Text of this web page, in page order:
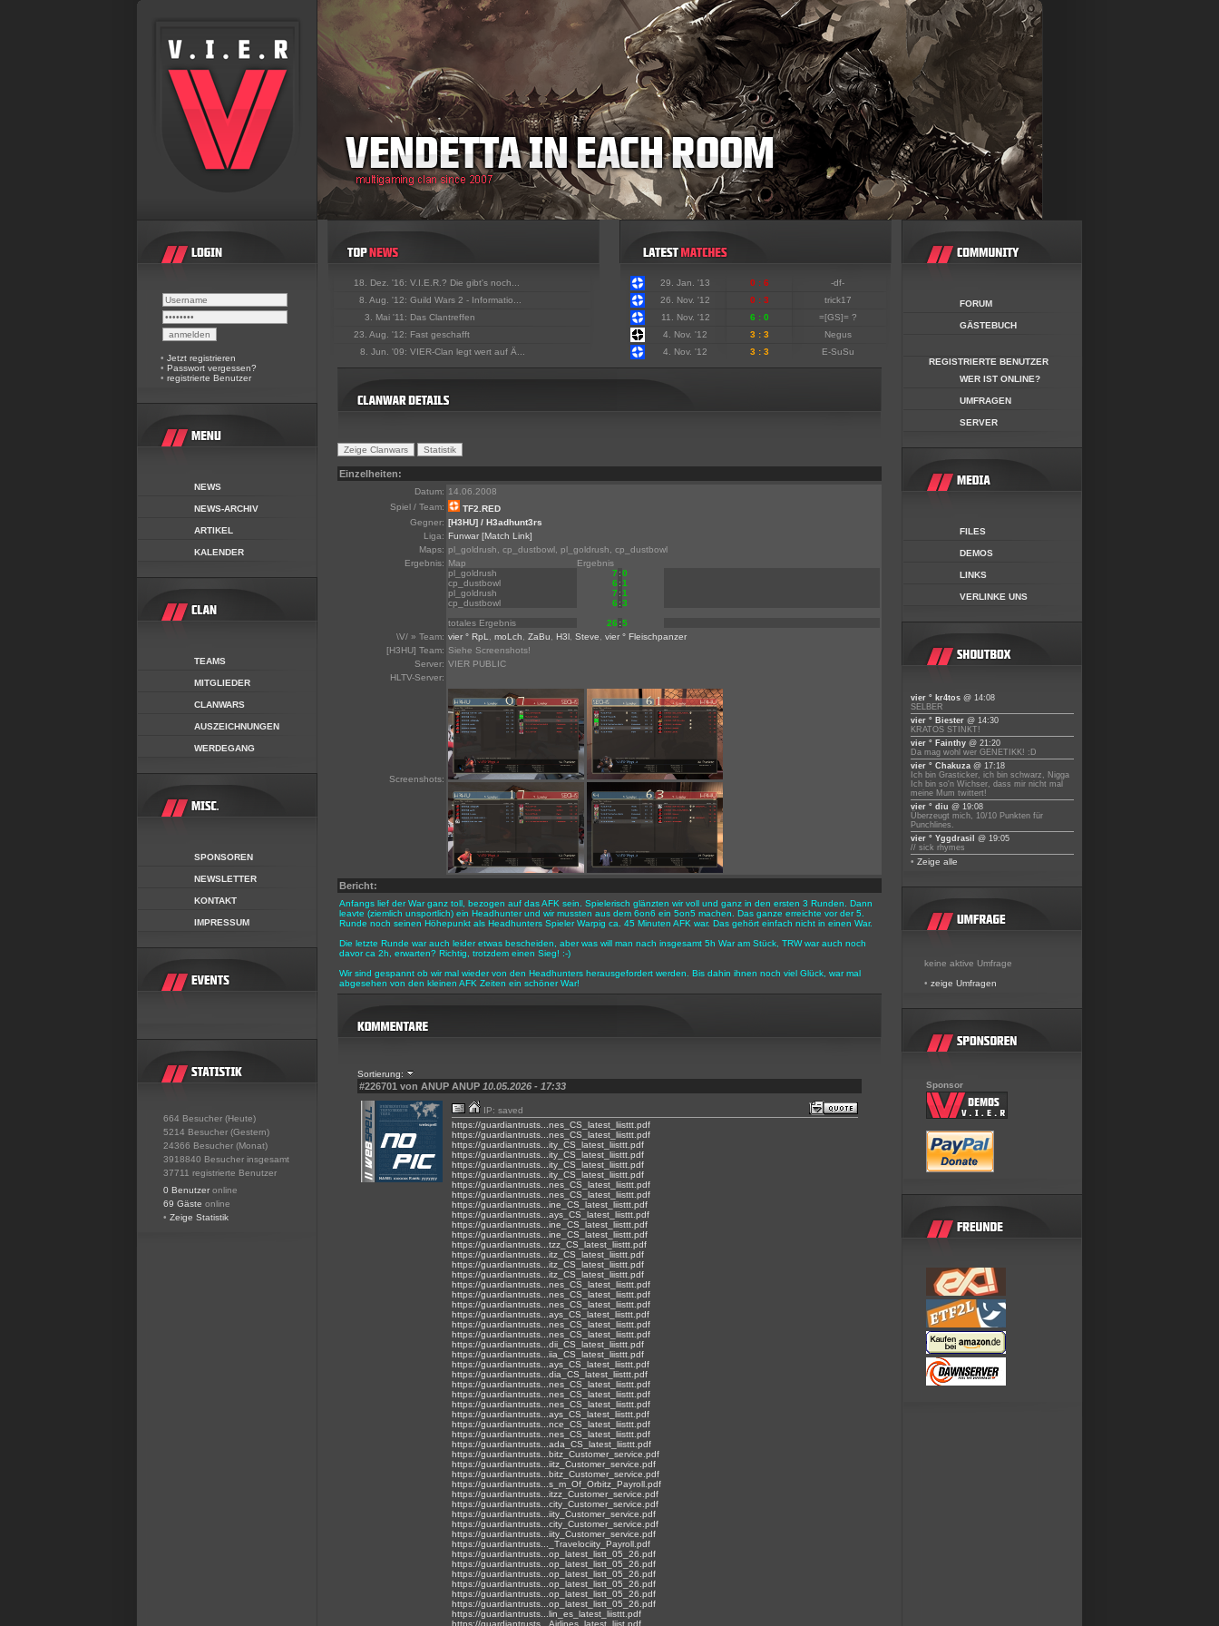
• Jetzt registrieren
• Passwort vergessen?
• registrierte Benutzer
NEWS
NEWS-ARCHIV
ARTIKEL
KALENDER
TEAMS
MITGLIEDER
CLANWARS
AUSZEICHNUNGEN
WERDEGANG
SPONSOREN
NEWSLETTER
KONTAKT
IMPRESSUM
664 Besucher (Heute)
5214 Besucher (Gestern)
24366 Besucher (Monat)
3918840 Besucher insgesamt
37711 registrierte Benutzer
0 Benutzer online
69 Gäste online
• Zeige Statistik
18. Dez. '16: V.I.E.R.? Die gibt's noch...
8. Aug. '12: Guild Wars 2 - Informatio...
3. Mai '11: Das Clantreffen
23. Aug. '12: Fast geschafft
8. Jun. '09: VIER-Clan legt wert auf Ä...
29. Jan. '13 0 : 6
-df-
26. Nov. '12
0 : 3
trick17
11. Nov. '12
6 : 0
=[GS]= ?
4. Nov. '12
3 : 3
Negus
4. Nov. '12
3 : 3 E-SuSu
Einzelheiten:
Datum: 14.06.2008
Spiel / Team:
TF2.RED
Gegner: [H3HU] / H3adhunt3rs
Liga: Funwar [Match Link]
Maps: pl_goldrush, cp_dustbowl, pl_goldrush, cp_dustbowl
Ergebnis: Map
Ergebnis
pl_goldrush
7 :0
cp_dustbowl
6 :1
pl_goldrush
7 :1
cp_dustbowl
6 :3
totales Ergebnis
26 :5
\V/ » Team: vier ° RpL moLch ZaBu H3l Steve
vier ° Fleischpanzer
[H3HU] Team: Siehe Screenshots!
Server: VIER PUBLIC
HLTV-Server:
Screenshots:
Bericht:
Anfangs lief der War ganz toll, bezogen auf das AFK sein. Spielerisch glänzten wir voll und ganz in den ersten 3 Runden. Dann
leavte (ziemlich unsportlich) ein Headhunter und wir mussten aus dem 6on6 ein 5on5 machen. Das ganze erreichte vor der 5.
Runde noch seinen Höhepunkt als Headhunters Spieler Warpig ca. 45 Minuten AFK war. Das gehört einfach nicht in einen War.
Die letzte Runde war auch leider etwas bescheiden, aber was will man nach insgesamt 5h War am Stück, TRW war auch noch
davor ca 2h, erwarten? Richtig, trotzdem einen Sieg! :-)
Wir sind gespannt ob wir mal wieder von den Headhunters herausgefordert werden. Bis dahin ihnen noch viel Glück, war mal
abgesehen von den kleinen AFK Zeiten ein schöner War!
Sortierung:
#226701 von ANUP ANUP 10.05.2026 - 17:33
IP: saved
https://guardiantrusts...nes_CS_latest_liisttt.pdf
https://guardiantrusts...nes_CS_latest_liisttt.pdf
https://guardiantrusts...ity_CS_latest_liisttt.pdf
https://guardiantrusts...ity_CS_latest_liisttt.pdf
https://guardiantrusts...ity_CS_latest_liisttt.pdf
https://guardiantrusts...ity_CS_latest_liisttt.pdf
https://guardiantrusts...nes_CS_latest_liisttt.pdf
https://guardiantrusts...nes_CS_latest_liisttt.pdf
https://guardiantrusts...ine_CS_latest_liisttt.pdf
https://guardiantrusts...ays_CS_latest_liisttt.pdf
https://guardiantrusts...ine_CS_latest_liisttt.pdf
https://guardiantrusts...ine_CS_latest_liisttt.pdf
https://guardiantrusts...tzz_CS_latest_liisttt.pdf
https://guardiantrusts...itz_CS_latest_liisttt.pdf
https://guardiantrusts...itz_CS_latest_liisttt.pdf
https://guardiantrusts...itz_CS_latest_liisttt.pdf
https://guardiantrusts...nes_CS_latest_liisttt.pdf
https://guardiantrusts...nes_CS_latest_liisttt.pdf
https://guardiantrusts...nes_CS_latest_liisttt.pdf
https://guardiantrusts...ays_CS_latest_liisttt.pdf
https://guardiantrusts...nes_CS_latest_liisttt.pdf
https://guardiantrusts...nes_CS_latest_liisttt.pdf
https://guardiantrusts...dii_CS_latest_liisttt.pdf
https://guardiantrusts...iia_CS_latest_liisttt.pdf
https://guardiantrusts...ays_CS_latest_liisttt.pdf
https://guardiantrusts...dia_CS_latest_liisttt.pdf
https://guardiantrusts...nes_CS_latest_liisttt.pdf
https://guardiantrusts...nes_CS_latest_liisttt.pdf
https://guardiantrusts...nes_CS_latest_liisttt.pdf
https://guardiantrusts...ays_CS_latest_liisttt.pdf
https://guardiantrusts...nce_CS_latest_liisttt.pdf
https://guardiantrusts...nes_CS_latest_liisttt.pdf
https://guardiantrusts...ada_CS_latest_liisttt.pdf
https://guardiantrusts...bitz_Customer_service.pdf
https://guardiantrusts...iitz_Customer_service.pdf
https://guardiantrusts...bitz_Customer_service.pdf
https://guardiantrusts...s_m_Of_Orbitz_Payroll.pdf
https://guardiantrusts...itzz_Customer_service.pdf
https://guardiantrusts...city_Customer_service.pdf
https://guardiantrusts...iity_Customer_service.pdf
https://guardiantrusts...city_Customer_service.pdf
https://guardiantrusts...iity_Customer_service.pdf
https://guardiantrusts..._Travelociity_Payroll.pdf
https://guardiantrusts...op_latest_listt_05_26.pdf
https://guardiantrusts...op_latest_listt_05_26.pdf
https://guardiantrusts...op_latest_listt_05_26.pdf
https://guardiantrusts...op_latest_listt_05_26.pdf
https://guardiantrusts...op_latest_listt_05_26.pdf
https://guardiantrusts...op_latest_listt_05_26.pdf
https://guardiantrusts...lin_es_latest_liisttt.pdf
https://guardiantrusts...Airlines_latest_liist.pdf
FORUM
GÄSTEBUCH
REGISTRIERTE BENUTZER
WER IST ONLINE?
UMFRAGEN
SERVER
FILES
DEMOS
LINKS
VERLINKE UNS
vier ° kr4tos @ 14:08
SELBER
vier ° Biester @ 14:30
KRATOS STINKT!
vier ° Fainthy @ 21:20
Da mag wohl wer GENETIKK! :D
vier ° Chakuza @ 17:18
Ich bin Grasticker, ich bin schwarz, Nigga
Ich bin so'n Wichser, dass mir nicht mal
meine Mum twittert!
vier ° diu @ 19:08
Überzeugt mich, 10/10 Punkten für
Punchlines.
vier ° Yggdrasil
@ 19:05
// sick rhymes
• Zeige alle
keine aktive Umfrage
• zeige Umfragen
Sponsor